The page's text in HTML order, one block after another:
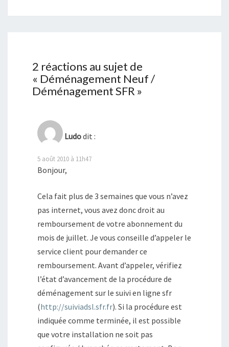
2 réactions au sujet de
« Déménagement Neuf /
Déménagement SFR »
Ludodit :
5 août 2010 à 11h47
Bonjour,
Cela fait plus de 3 semaines que vous n’avez
pas internet, vous avez donc droit au
remboursement de votre abonnement du
mois de juillet. Je vous conseille d’appeler le
service client pour demander ce
remboursement. Avant d’appeler, vérifiez
l’état d’avancement de la procédure de
déménagement sur le suivi en ligne sfr
(http://suiviadsl.sfr.fr). Si la procédure est
indiquée comme terminée, il est possible
que votre installation ne soit pas